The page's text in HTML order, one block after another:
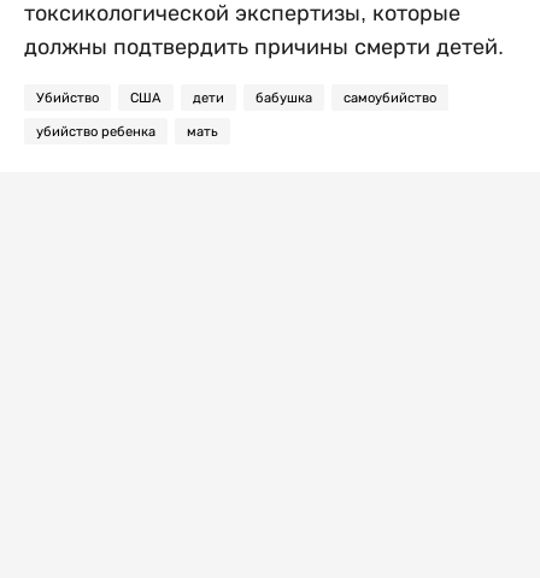
токсикологической экспертизы, которые
должны подтвердить причины смерти детей.
Убийство США дети бабушка самоубийство
убийство ребенка мать